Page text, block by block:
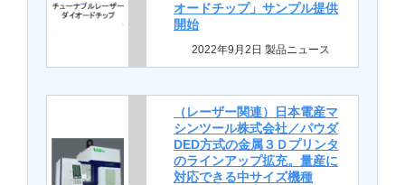
オードチップ」サンプル提供
開始
2022年9月2日 製品ニュース
（レーザー関連）日本電産マ
シンツール株式会社／パウダ
DED方式の金属３Ｄプリンタ
のラインアップ拡充。量産に
対応できる中サイズ機種